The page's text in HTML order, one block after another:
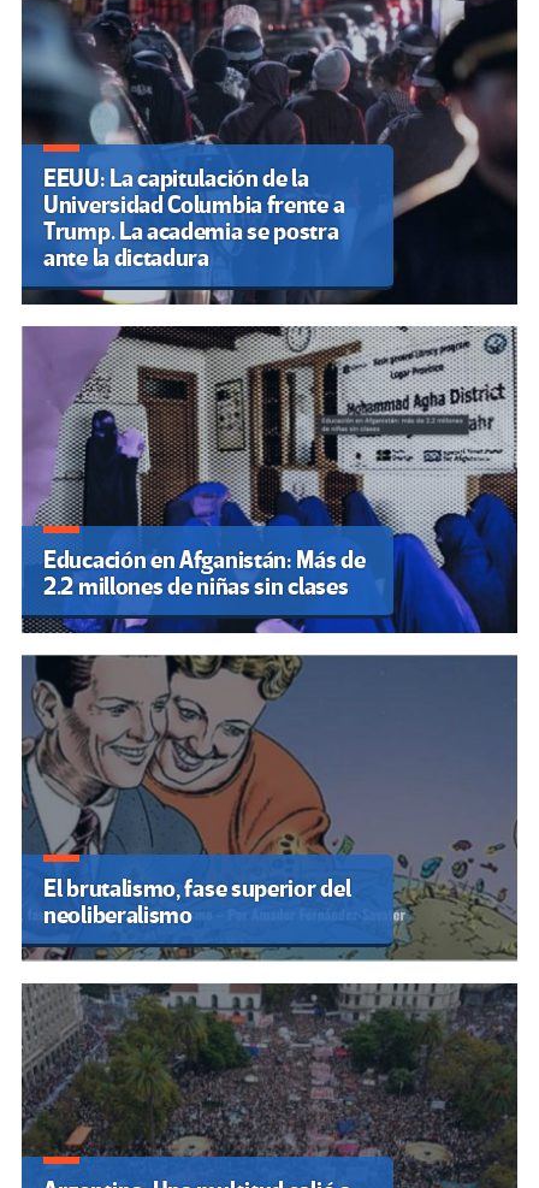
EEUU: La capitulación de la
Universidad Columbia frente a
Trump. La academia se postra
ante la dictadura
Educación en Afganistán: Más de
2.2 millones de niñas sin clases
El brutalismo, fase superior del
neoliberalismo